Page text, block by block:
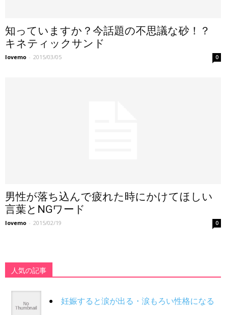
知っていますか？今話題の不思議な砂！？
キネティックサンド
lovemo - 2015/03/05 0
男性が落ち込んで疲れた時にかけてほしい
言葉とNGワード
lovemo - 2015/02/19 0
人気の記事
妊娠すると涙が出る・涙もろい性格になる